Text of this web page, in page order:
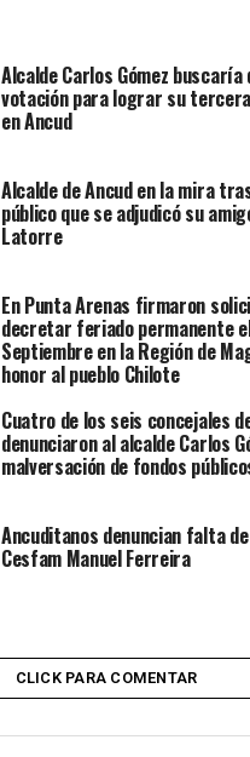
Alcalde Carlos Gómez buscaría
votación para lograr su
en Ancud
Alcalde de Ancud en la mira
público que se adjudicó su
Latorre
En Punta Arenas firmaron
decretar feriado permanente
Septiembre en la Región de
honor al pueblo Chilote
Cuatro de los seis concejales
denunciaron al alcalde Carlos
malversación de fondos
Ancuditanos denuncian falta
Cesfam Manuel Ferreira
CLICK PARA COMENTAR